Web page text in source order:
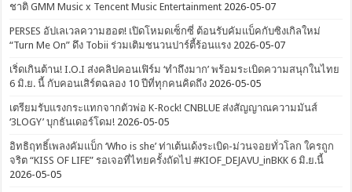
ชาติ GMM Music x Tencent Music Entertainment 2026-05-07
PERSES อัปเลเวลความฮอต! เปิดโหมดเซ็กซี่ ต้อนรับคัมแบ็คกับซิงเกิลใหม่
“Turn Me On” ดึง Tobii ร่วมเติมชนวนปาร์ตี้ร้อนแรง 2026-05-07
เริ่ดเกินต้าน! I.O.I ส่งคลิปคอนเฟิร์ม ‘ทำถึงมาก’ พร้อมระเบิดความสนุกในไทย
6 มิ.ย. นี้ กับคอนเสิร์ตฉลอง 10 ปีที่ทุกคนคิดถึง 2026-05-05
เตรียมรับแรงกระแทกจากตัวพ่อ K-Rock! CNBLUE ส่งสัญญาณความมันส์
‘3LOGY’ บุกธันเดอร์โดม! 2026-05-05
อิทธิฤทธิ์เพลงคัมแบ็ก ‘Who is she’ ท่าเต้นเด้งระเบิด-ม่วนจอยทั่วโลก ใครถูก
จริต “KISS OF LIFE” รอเจอที่ไทยครั้งถัดไป #KIOF_DEJAVU_inBKK 6 มิ.ย.นี้
2026-05-05